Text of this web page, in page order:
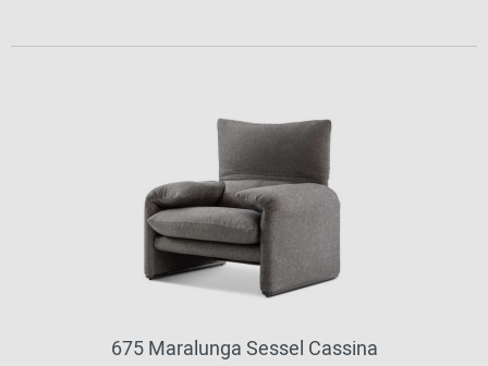
675 Maralunga Sessel Cassina